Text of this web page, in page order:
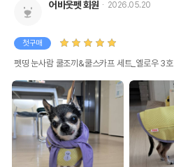
어바웃펫 회원 2026.05.20
첫구매
펫띵 눈사람 쿨조끼&쿨스카프 세트_옐로우 3호